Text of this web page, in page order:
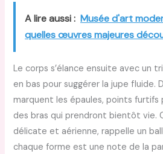
A lire aussi : Musée d'art
quelles œuvres majeures
Le corps s’élance ensuite avec un
en bas pour suggérer la jupe fluide.
marquent les épaules, points furtifs
des bras qui prendront bientôt vie.
délicate et aérienne, rappelle un
chaque forme est une note de la